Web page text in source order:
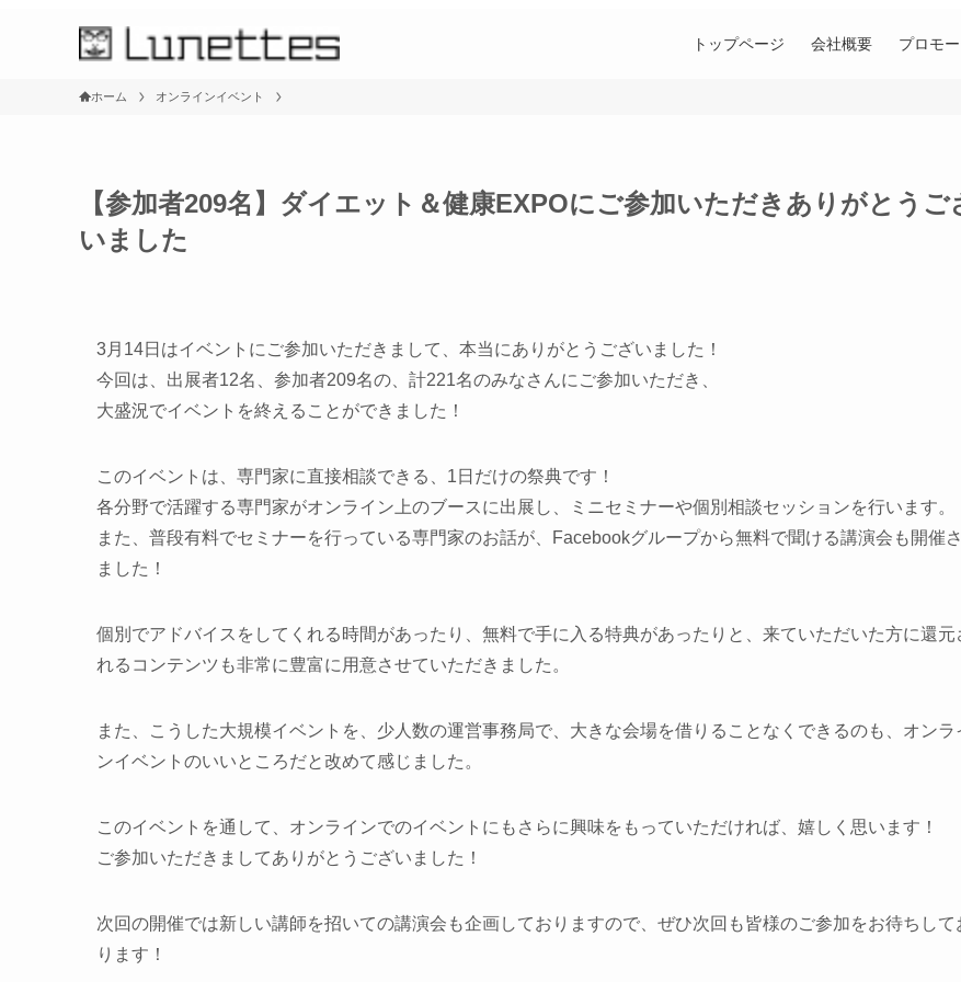
トップページ 会社概要 プロモ
ホーム オンラインイベント
【参加者209名】ダイエット＆健康EXPOにご参加いただきありがとうご
いました
3月14日はイベントにご参加いただきまして、本当にありがとうございました！
今回は、出展者12名、参加者209名の、計221名のみなさんにご参加いただき、
大盛況でイベントを終えることができました！
このイベントは、専門家に直接相談できる、1日だけの祭典です！
各分野で活躍する専門家がオンライン上のブースに出展し、ミニセミナーや個別相談セッションを行います。
また、普段有料でセミナーを行っている専門家のお話が、Facebookグループから無料で聞ける講演会も開催
ました！
個別でアドバイスをしてくれる時間があったり、無料で手に入る特典があったりと、来ていただいた方に還元
れるコンテンツも非常に豊富に用意させていただきました。
また、こうした大規模イベントを、少人数の運営事務局で、大きな会場を借りることなくできるのも、オンラ
ンイベントのいいところだと改めて感じました。
このイベントを通して、オンラインでのイベントにもさらに興味をもっていただければ、嬉しく思います！
ご参加いただきましてありがとうございました！
次回の開催では新しい講師を招いての講演会も企画しておりますので、ぜひ次回も皆様のご参加をお待ちして
ります！